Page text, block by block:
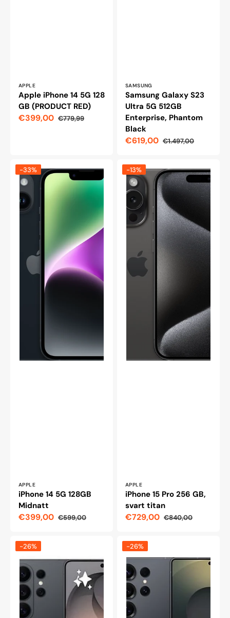
Leverantör:
APPLE
Apple iPhone 14 5G 128
GB (PRODUCT RED)
Reapris
€399,00
Ordinarie
€779,99
Leverantör:
SAMSUNG
Samsung Galaxy S23
Ultra 5G 512GB
Enterprise, Phantom
Black
Reapris
€619,00
Ordinarie
€1.497,00
iPhone
14
5G
128GB
Midnatt
-33%
Leverantör:
APPLE
iPhone 14 5G 128GB
Midnatt
Reapris
€399,00
Ordinarie
€599,00
iPhone
15
Pro
256
GB,
titan
-13%
Leverantör:
APPLE
iPhone 15 Pro 256 GB,
svart titan
Reapris
€729,00
Ordinarie
€840,00
Samsung
Galaxy
S26
Ultra
512GB,
Svart
-26%
Samsung
Galaxy
S25
Ultra
5G
1TB
Dubbla
SIM,
-26%